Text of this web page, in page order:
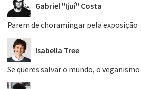
Gabriel "Ijuí" Costa
Parem de choramingar pela exposição
Isabella Tree
Se queres salvar o mundo, o